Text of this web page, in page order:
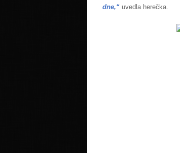
dne,“ uvedla herečka.